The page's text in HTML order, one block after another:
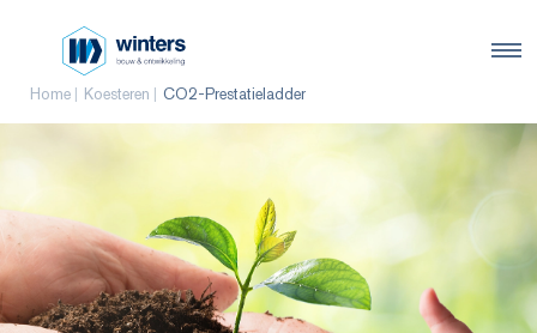
Home Koesteren CO2-Prestatieladder